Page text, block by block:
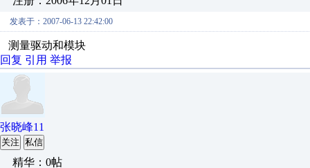
发表于：2007-06-13 22:42:00
测量驱动和模块
回复 引用 举报
张晓峰11
关注 私信
精华：0帖